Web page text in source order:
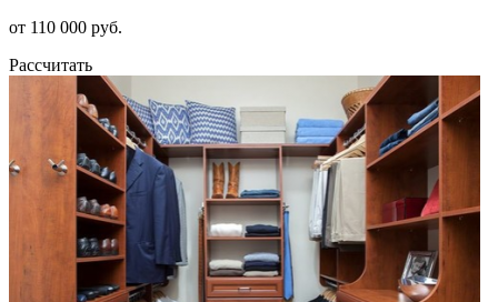
от 110 000 руб.
Рассчитать